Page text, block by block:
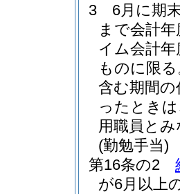
3
6月に期
まで会計
イム会計
ものに限
含む期間
ったとき
用職員と
(勤勉手当)
第16条の2
が6月以上